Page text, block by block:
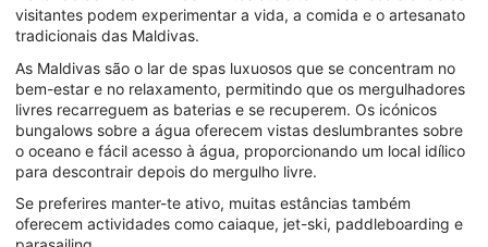
visitantes podem experimentar a vida, a comida e o artesanato
tradicionais das Maldivas.
As Maldivas são o lar de spas luxuosos que se concentram no
bem-estar e no relaxamento, permitindo que os mergulhadores
livres recarreguem as baterias e se recuperem. Os icónicos
bungalows sobre a água oferecem vistas deslumbrantes sobre
o oceano e fácil acesso à água, proporcionando um local idílico
para descontrair depois do mergulho livre.
Se preferires manter-te ativo, muitas estâncias também
oferecem actividades como caiaque, jet-ski, paddleboarding e